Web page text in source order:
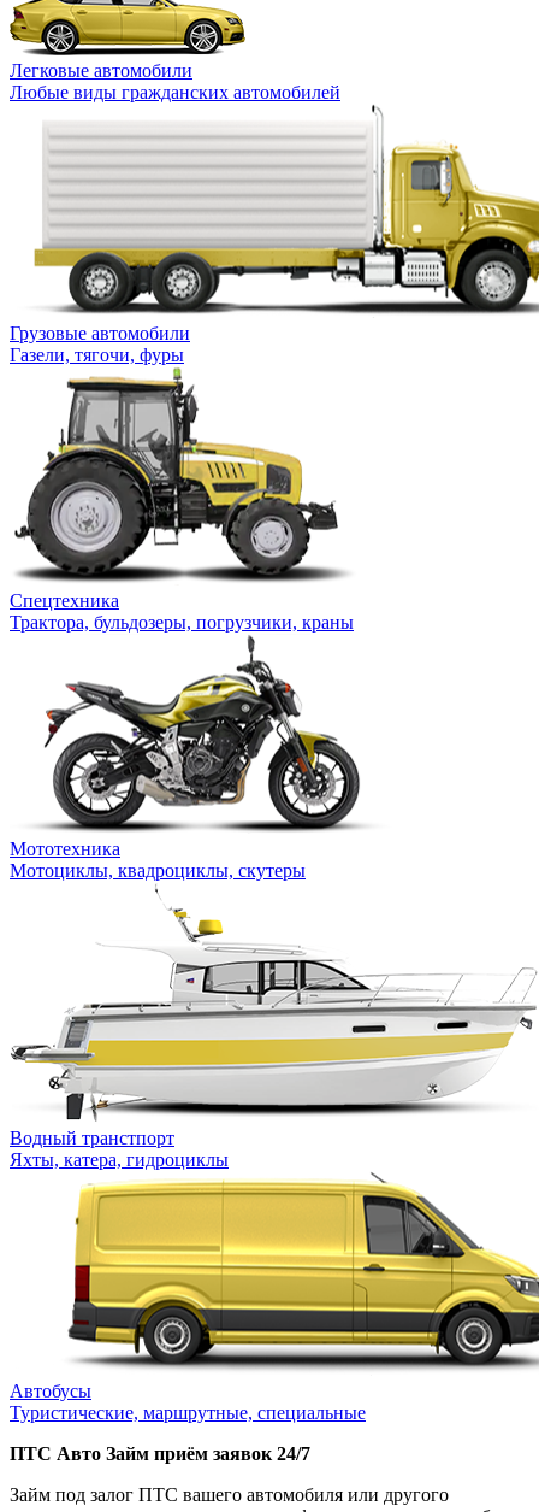
Легковые автомобили
Любые виды гражданских автомобилей
Грузовые автомобили
Газели, тягочи, фуры
Спецтехника
Трактора, бульдозеры, погрузчики, краны
Мототехника
Мотоциклы, квадроциклы, скутеры
Водный транстпорт
Яхты, катера, гидроциклы
Автобусы
Туристические, маршрутные, специальные
ПТС Авто Займ приём заявок 24/7
Займ под залог ПТС вашего автомобиля или другого